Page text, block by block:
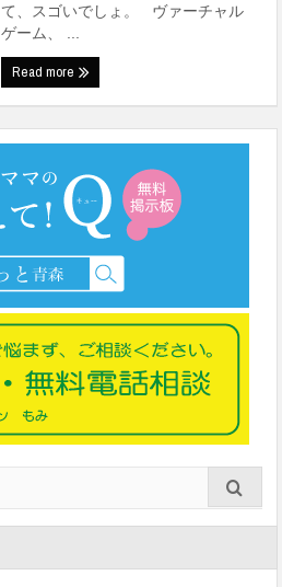
て、スゴいでしょ。 ヴァーチャル
ゲーム、 ...
Read more